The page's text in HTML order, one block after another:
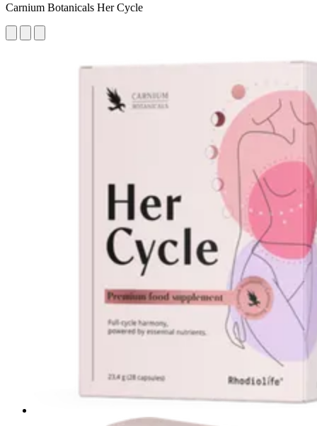
Carnium Botanicals Her Cycle